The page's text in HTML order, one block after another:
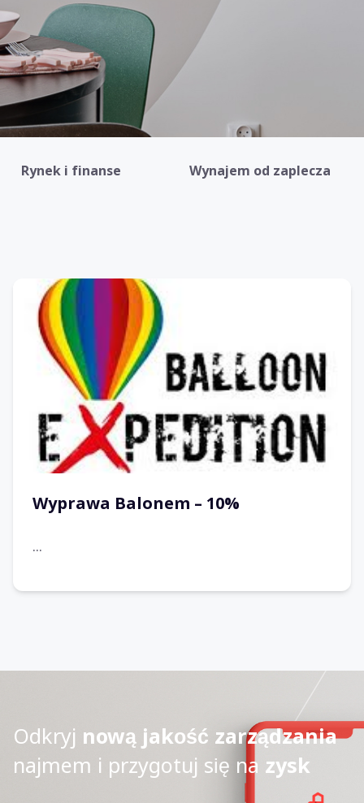
Rynek i finanse Wynajem od zaplecza
Wyprawa Balonem – 10%
...
Odkryj nową jakość zarządzania
najmem i przygotuj się na zysk